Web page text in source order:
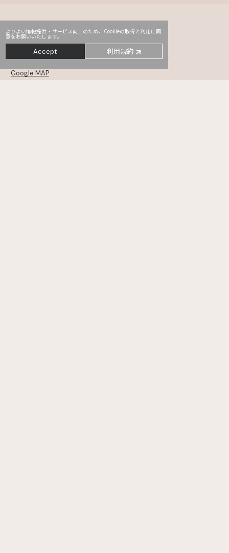
よりよい情報提供・サービス向上のため、Cookieの取得と利用に同
意をお願いいたします。
Accept 利用規約
Head Office PRO2 Third
〒107-0052 東京都港区赤坂2-14-5 Daiwa赤坂ビル 5・6F
Google MAP